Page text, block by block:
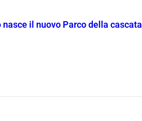
il nuovo Parco della cascata